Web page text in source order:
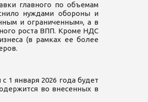
главного по объемам
нуждами обороны и
и ограниченным», а в
роста ВПП. Кроме НДС
(в рамках ее более
1 января 2026 года будет
во внесенных в